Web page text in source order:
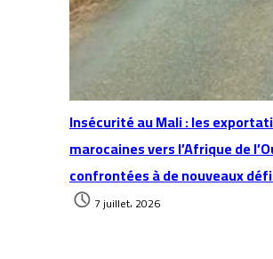
Insécurité au Mali : les
marocaines vers l’Afrique de
confrontées à de nouveaux
7 juillet، 2026